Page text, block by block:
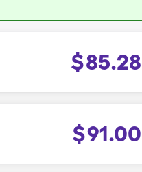
$85.28
$91.00